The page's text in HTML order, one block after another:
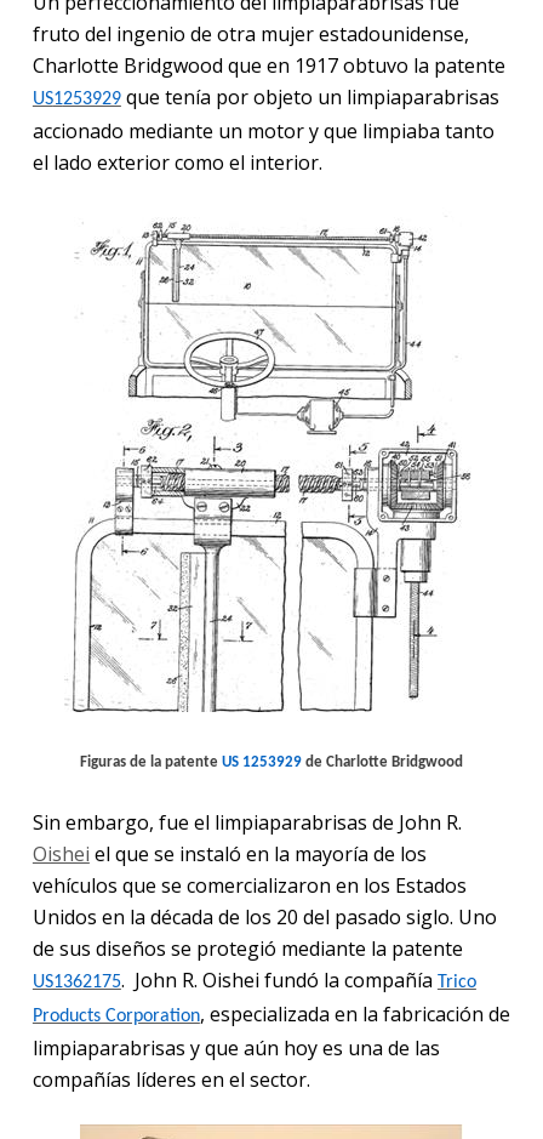
fruto del ingenio de otra mujer estadounidense,
Charlotte Bridgwood que en 1917 obtuvo la patente
US1253929que tenía por objeto un limpiaparabrisas
accionado mediante un motor y que limpiaba tanto
el lado exterior como el interior.
Figuras de la patente US 1253929de Charlotte Bridgwood
Sin embargo, fue el limpiaparabrisas de John R.
Oishei el que se instaló en la mayoría de los
vehículos que se comercializaron en los Estados
Unidos en la década de los 20 del pasado siglo. Uno
de sus diseños se protegió mediante la patente
US1362175. John R. Oishei fundó la compañía Trico
Products Corporation, especializada en la fabricación de
limpiaparabrisas y que aún hoy es una de las
compañías líderes en el sector.